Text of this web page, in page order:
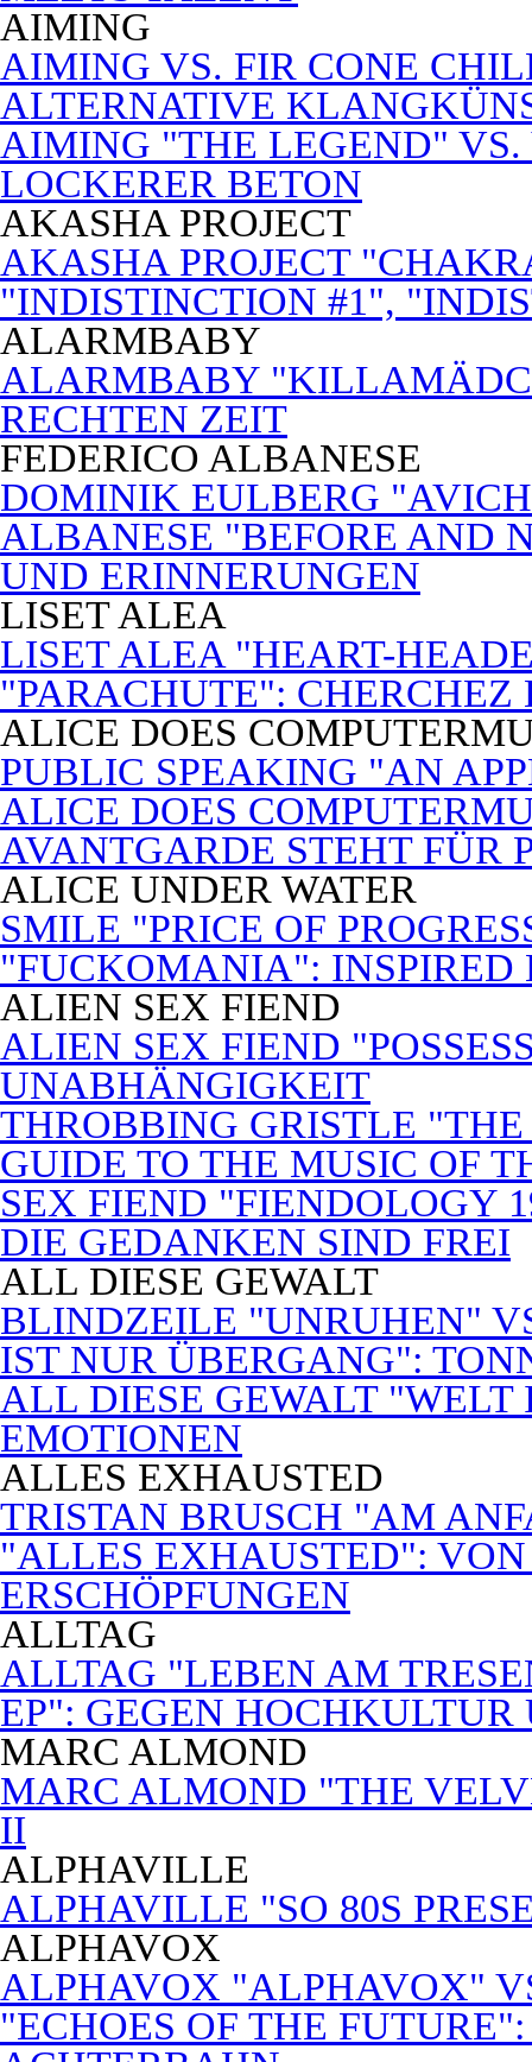
AIMING
AIMING VS. FIR CONE
ALTERNATIVE
AIMING "THE LEGEND"
LOCKERER BETON
AKASHA PROJECT
AKASHA PROJECT
"INDISTINCTION #1",
ALARMBABY
ALARMBABY
RECHTEN ZEIT
FEDERICO ALBANESE
DOMINIK EULBERG
ALBANESE "BEFORE AND
UND ERINNERUNGEN
LISET ALEA
LISET ALEA "HEART-
"PARACHUTE": CHERCHEZ
ALICE DOES
PUBLIC SPEAKING "AN
ALICE DOES
AVANTGARDE STEHT FÜR
ALICE UNDER WATER
SMILE "PRICE OF
"FUCKOMANIA": INSPIRED
ALIEN SEX FIEND
ALIEN SEX FIEND
UNABHÄNGIGKEIT
THROBBING GRISTLE
GUIDE TO THE MUSIC OF
SEX FIEND "FIENDOLOGY
DIE GEDANKEN SIND FREI
ALL DIESE GEWALT
BLINDZEILE "UNRUHEN"
IST NUR ÜBERGANG":
ALL DIESE GEWALT
EMOTIONEN
ALLES EXHAUSTED
TRISTAN BRUSCH "AM
"ALLES EXHAUSTED":
ERSCHÖPFUNGEN
ALLTAG
ALLTAG "LEBEN AM
EP": GEGEN
MARC ALMOND
MARC ALMOND "THE
II
ALPHAVILLE
ALPHAVILLE "SO 80S
ALPHAVOX
ALPHAVOX "ALPHAVOX"
"ECHOES OF THE